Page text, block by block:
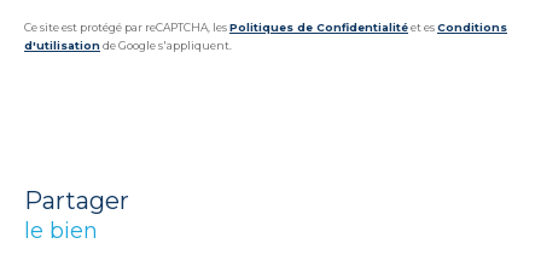
Ce site est protégé par reCAPTCHA, lesPolitiques de Confidentialitéet esConditions
d'utilisationde Google s'appliquent.
partager
le bien